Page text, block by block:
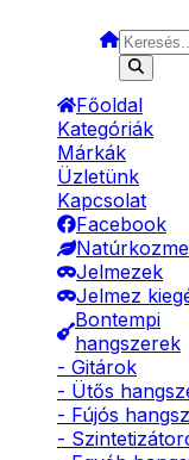
Főoldal
Kategóriák
Márkák
Üzletünk
Kapcsolat
Facebook
Jelmezek
Jelmez
Bontempi
hangszerek
- Gitárok
- Ütős
- Fújós
-